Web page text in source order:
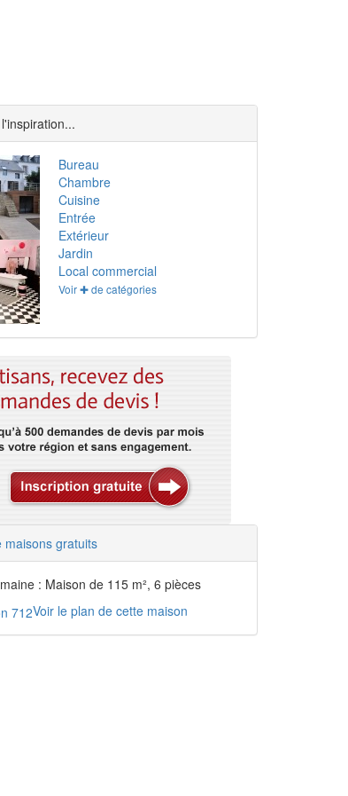
Bureau
Chambre
Cuisine
Entrée
Extérieur
Jardin
Local commercial
Voir ✚ de catégories
maisons gratuits
: Maison de 115 m², 6 pièces
Voir le plan de cette maison